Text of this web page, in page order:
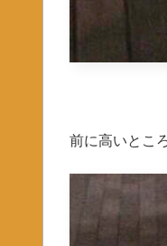
前に高いとこ